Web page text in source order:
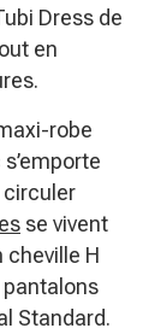
Dress de
en
robe
circuler
se vivent
cheville H
pantalons
Standard.